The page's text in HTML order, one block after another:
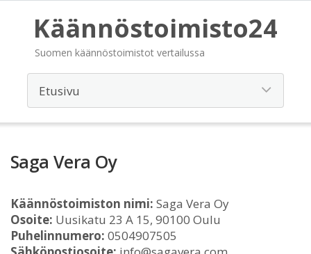
Käännöstoimisto24
Suomen käännöstoimistot vertailussa
Saga Vera Oy
Käännöstoimiston nimi: Saga Vera Oy
Osoite: Uusikatu 23 A 15, 90100 Oulu
Puhelinnumero: 0504907505